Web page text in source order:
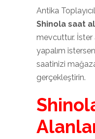
Antika
Shinola saat
mevcuttur. İster
yapalım
saatinizi
gerçekleştirin.